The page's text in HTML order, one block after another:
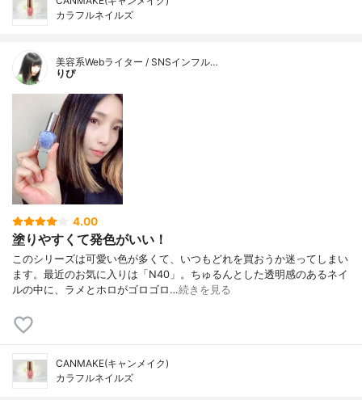
カラフルネイルズ
美容系Webライター / SNSインフル…
りぴ
4.00
塗りやすくて発色がいい！
このシリーズは可愛い色が多くて、いつもどれを買おうか迷ってしまい
ます。最近のお気に入りは「N40」。ちゅるんとした透明感のあるネイ
ルの中に、ラメとホロがゴロゴロ…続きを見る
CANMAKE(キャンメイク)
カラフルネイルズ